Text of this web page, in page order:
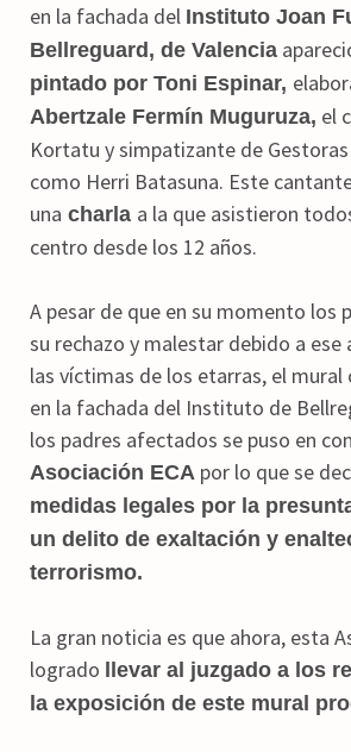
en la fachada del Instituto Joan
Bellreguard, de Valencia
pintado por Toni Espinar,
Abertzale Fermín Muguruza, el
Kortatu y simpatizante de
como Herri Batasuna. Este
una charla a la que asistieron
centro desde los 12 años.
A pesar de que en su momento los
su rechazo y malestar debido a
las víctimas de los etarras, el
en la fachada del Instituto de
los padres afectados se puso en
Asociación ECA por lo que se
medidas legales por la
un delito de exaltación y
terrorismo.
La gran noticia es que ahora, esta
logrado llevar al juzgado a los
la exposición de este mural